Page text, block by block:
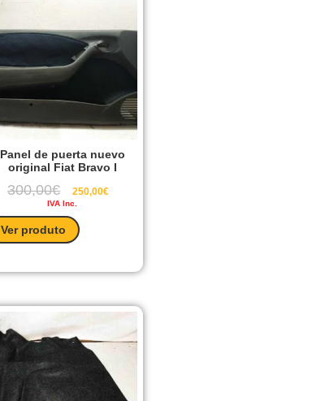
Panel de puerta nuevo
original Fiat Bravo I
300,00€ 250,00€
IVA Inc.
Ver produto